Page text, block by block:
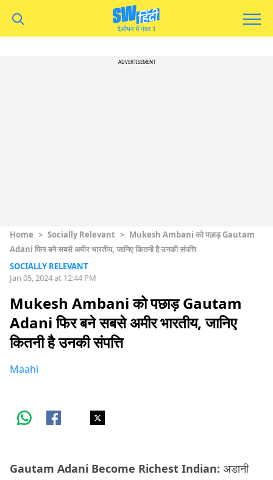
ADVERTISEMENT
Home > Socially Relevant > Mukesh Ambani को पछाड़ Gautam
Adani फिर बने सबसे अमीर भारतीय, जानिए कितनी है उनकी संपत्ति
SOCIALLY RELEVANT
Jan 05, 2024 at 12:44 PM
Mukesh Ambani को पछाड़ Gautam
Adani फिर बने सबसे अमीर भारतीय, जानिए
कितनी है उनकी संपत्ति
Maahi
Gautam Adani Become Richest Indian: अडानी